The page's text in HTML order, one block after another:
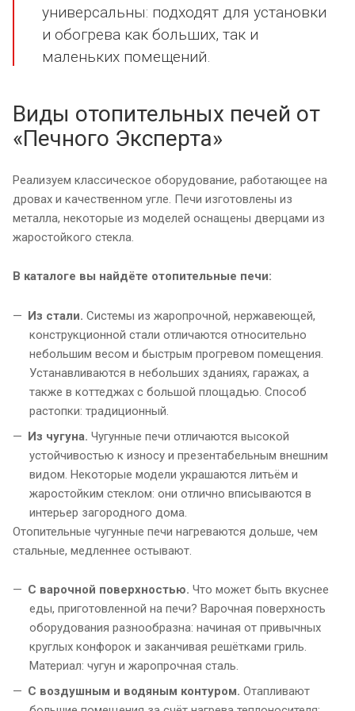
универсальны: подходят для установки
и обогрева как больших, так и
маленьких помещений.
Виды отопительных печей от
«Печного Эксперта»
Реализуем классическое оборудование, работающее на
дровах и качественном угле. Печи изготовлены из
металла, некоторые из моделей оснащены дверцами из
жаростойкого стекла.
В каталоге вы найдёте отопительные печи:
Из стали. Системы из жаропрочной, нержавеющей,
конструкционной стали отличаются относительно
небольшим весом и быстрым прогревом помещения.
Устанавливаются в небольших зданиях, гаражах, а
также в коттеджах с большой площадью. Способ
растопки: традиционный.
Из чугуна. Чугунные печи отличаются высокой
устойчивостью к износу и презентабельным внешним
видом. Некоторые модели украшаются литьём и
жаростойким стеклом: они отлично вписываются в
интерьер загородного дома.
Отопительные чугунные печи нагреваются дольше, чем
стальные, медленнее остывают.
С варочной поверхностью. Что может быть вкуснее
еды, приготовленной на печи? Варочная поверхность
оборудования разнообразна: начиная от привычных
круглых конфорок и заканчивая решётками гриль.
Материал: чугун и жаропрочная сталь.
С воздушным и водяным контуром. Отапливают